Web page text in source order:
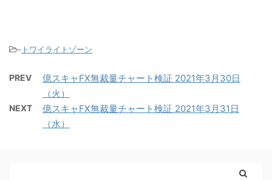
- トワイライトゾーン
PREV
億スキャFX無裁量チャート検証 2021年3月30日
（火）
NEXT
億スキャFX無裁量チャート検証 2021年3月31日
（水）